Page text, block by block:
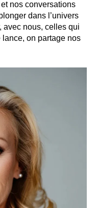
nos conversations
dans l’univers
avec nous, celles qui
lance, on partage nos